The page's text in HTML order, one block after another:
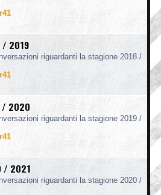
/ 2019
riguardanti la stagione 2018 /
/ 2020
riguardanti la stagione 2019 /
/ 2021
riguardanti la stagione 2020 /